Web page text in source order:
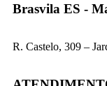
Brasvila ES -
R. Castelo, 309 –